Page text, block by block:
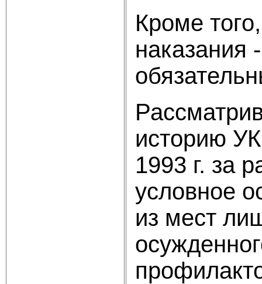
Кроме
наказания
историю
1993 г. за
условное
из мест